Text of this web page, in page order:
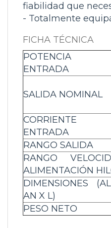
fiabilidad que
- Totalmente
FICHA TÉCNICA
POTENCIA
ENTRADA
SALIDA NOMINAL
CORRIENTE
ENTRADA
RANGO SALIDA
RANGO
ALIMENTACIÓN
DIMENSIONES
AN X L)
PESO NETO